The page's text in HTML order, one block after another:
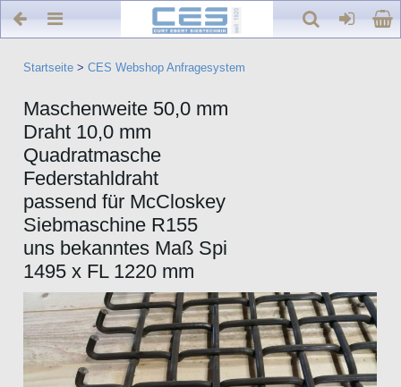
Startseite >CES Webshop Anfragesystem
Maschenweite 50,0 mm
Draht 10,0 mm
Quadratmasche
Federstahldraht
passend für McCloskey
Siebmaschine R155
uns bekanntes Maß Spi
1495 x FL 1220 mm